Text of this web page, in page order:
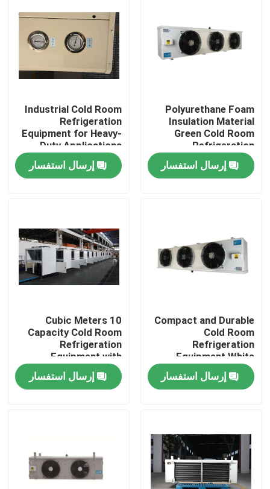
الصفحة الرئيسية
منتجات
جولة في المصنع
اتصل بنا
أخبار
اطلب عرض أسعار
مبخر غرفة التبريد
Polyurethane Foam
Insulation Material
Green Cold Room
Refrigeration
Equipment for Heavy-
Duty Applications
إرسال استفسار
Industrial Cold Room
Refrigeration
Equipment for Heavy-
Duty Applications
220V/380V Voltage
Climate Type/
إرسال استفسار
Compact and Durable
Cold Room
Refrigeration
Equipment White
Option Max Water Out
Temp 60 Degree
إرسال استفسار
10 Cubic Meters
Capacity Cold Room
Refrigeration
Equipment with
Stainless Steel
Material and
220V/380V Voltage
إرسال استفسار